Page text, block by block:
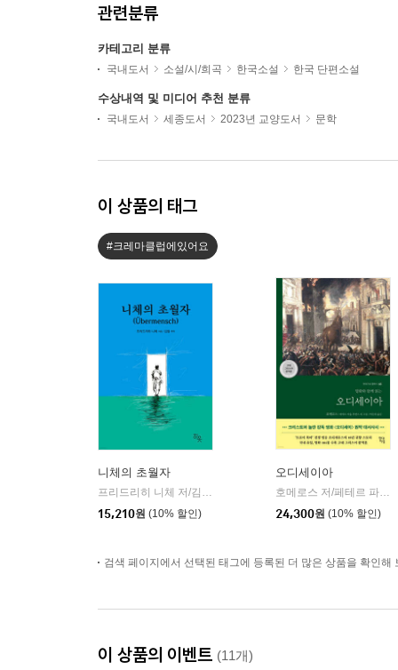
관련분류
카테고리 분류
국내도서 소설/시/희곡 한국소설 한국 단편소설
수상내역 및 미디어 추천 분류
국내도서 세종도서 2023년 교양도서 문학
이 상품의 태그
#크레마클럽에있어요
니체의 초월자
프리드리히 니체 저/김철 편역
15,210원 (10% 할인)
오디세이아
호메로스 저/페테르 파울 루벤스 그림/박문재 역
24,300원 (10% 할인)
검색 페이지에서 선택된 태그에 등록된 더 많은 상품을 확인해
이 상품의 이벤트 (11개)